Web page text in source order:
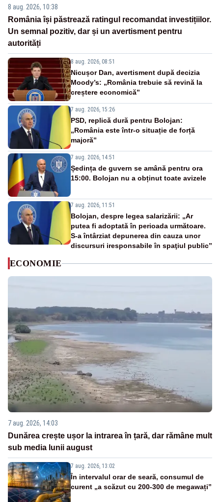
8 aug. 2026, 10:38
România își păstrează ratingul recomandat investițiilor.
Un semnal pozitiv, dar și un avertisment pentru
autorități
8 aug. 2026, 08:51
Nicușor Dan, avertisment după decizia
Moody’s: „România trebuie să revină la
creștere economică”
7 aug. 2026, 15:26
PSD, replică dură pentru Bolojan:
„România este într-o situație de forță
majoră”
7 aug. 2026, 14:51
Ședința de guvern se amână pentru ora
15:00. Bolojan nu a obținut toate avizele
7 aug. 2026, 11:51
Bolojan, despre legea salarizării: „Ar
putea fi adoptată în perioada următoare.
S-a întârziat depunerea din cauza unor
discursuri iresponsabile în spaţiul public”
ECONOMIE
7 aug. 2026, 14:03
Dunărea crește ușor la intrarea în țară, dar rămâne mult
sub media lunii august
7 aug. 2026, 13:02
În intervalul orar de seară, consumul de
curent „a scăzut cu 200-300 de megawați”